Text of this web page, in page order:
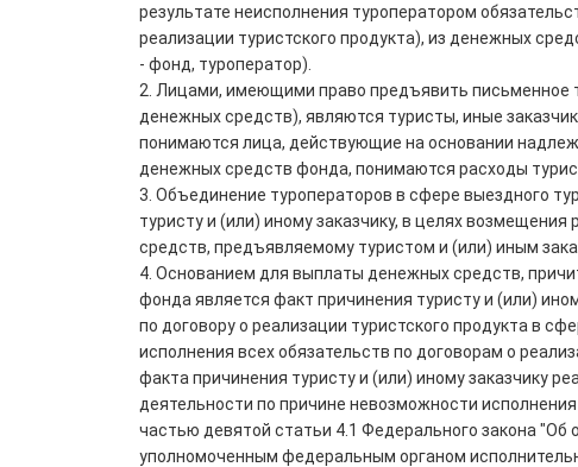
результате неисполнения туроператором
реализации туристского продукта), из денежных
- фонд, туроператор).
2. Лицами, имеющими право предъявить письменное
денежных средств), являются туристы, иные
понимаются лица, действующие на основании
денежных средств фонда, понимаются расходы
3. Объединение туроператоров в сфере выездного
туристу и (или) иному заказчику, в целях
средств, предъявляемому туристом и (или) иным
4. Основанием для выплаты денежных средств,
фонда является факт причинения туристу и (или)
по договору о реализации туристского продукта в
исполнения всех обязательств по договорам о
факта причинения туристу и (или) иному заказчику
деятельности по причине невозможности
частью девятой статьи 4.1 Федерального закона
уполномоченным федеральным органом